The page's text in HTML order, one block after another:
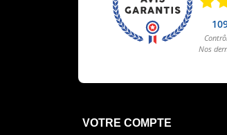
VOTRE COMPTE